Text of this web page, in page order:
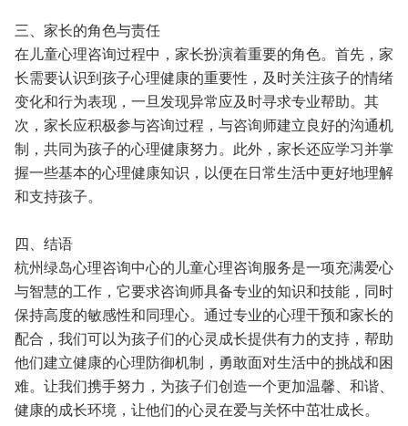
三、家长的角色与责任
在儿童心理咨询过程中，家长扮演着重要的角色。首先，家
长需要认识到孩子心理健康的重要性，及时关注孩子的情绪
变化和行为表现，一旦发现异常应及时寻求专业帮助。其
次，家长应积极参与咨询过程，与咨询师建立良好的沟通机
制，共同为孩子的心理健康努力。此外，家长还应学习并掌
握一些基本的心理健康知识，以便在日常生活中更好地理解
和支持孩子。
四、结语
杭州绿岛心理咨询中心的儿童心理咨询服务是一项充满爱心
与智慧的工作，它要求咨询师具备专业的知识和技能，同时
保持高度的敏感性和同理心。通过专业的心理干预和家长的
配合，我们可以为孩子们的心灵成长提供有力的支持，帮助
他们建立健康的心理防御机制，勇敢面对生活中的挑战和困
难。让我们携手努力，为孩子们创造一个更加温馨、和谐、
健康的成长环境，让他们的心灵在爱与关怀中茁壮成长。